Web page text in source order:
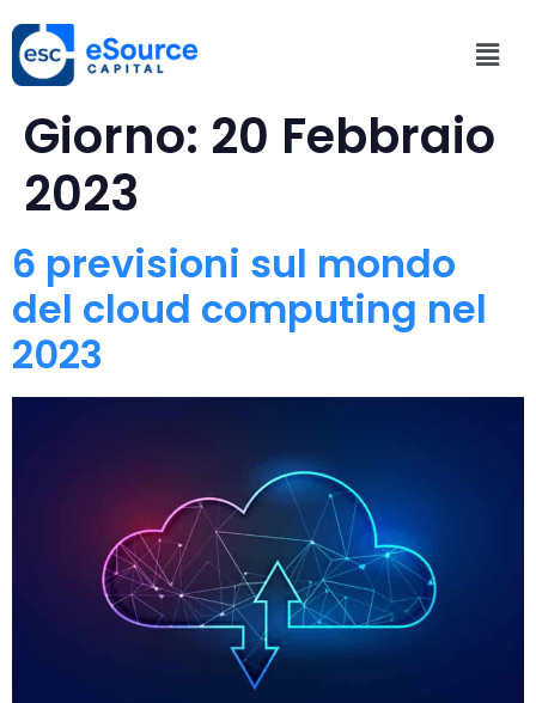
Giorno: 20 Febbraio
2023
6 previsioni sul mondo
del cloud computing nel
2023